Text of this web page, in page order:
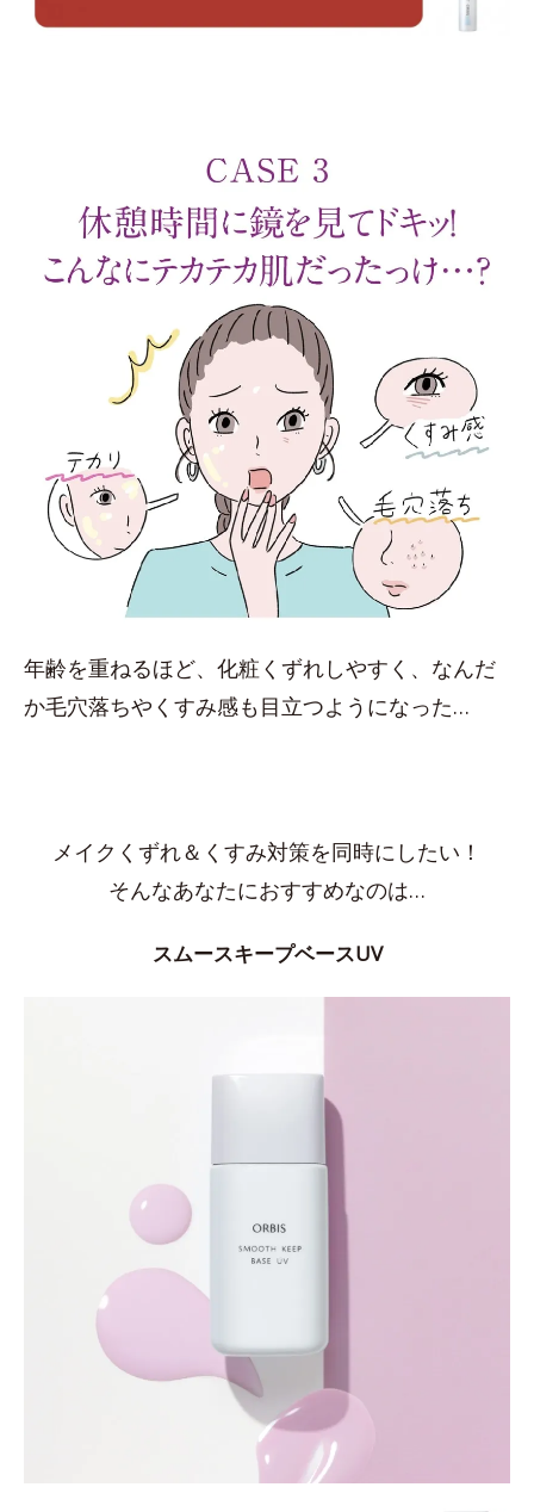
年齢を重ねるほど、化粧くずれしやすく、なんだ
か毛穴落ちやくすみ感も目立つようになった…
メイクくずれ＆くすみ対策を同時にしたい！
そんなあなたにおすすめなのは…
スムースキープベースUV